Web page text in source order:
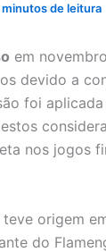
minutos de leitura
em
devido a
foi
nos jogos
teve origem
do